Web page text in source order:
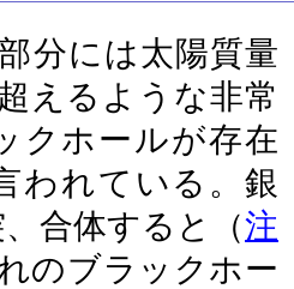
分には太陽質量
えるような非常
クホールが存在
われている。銀
合体すると（注
のブラックホー